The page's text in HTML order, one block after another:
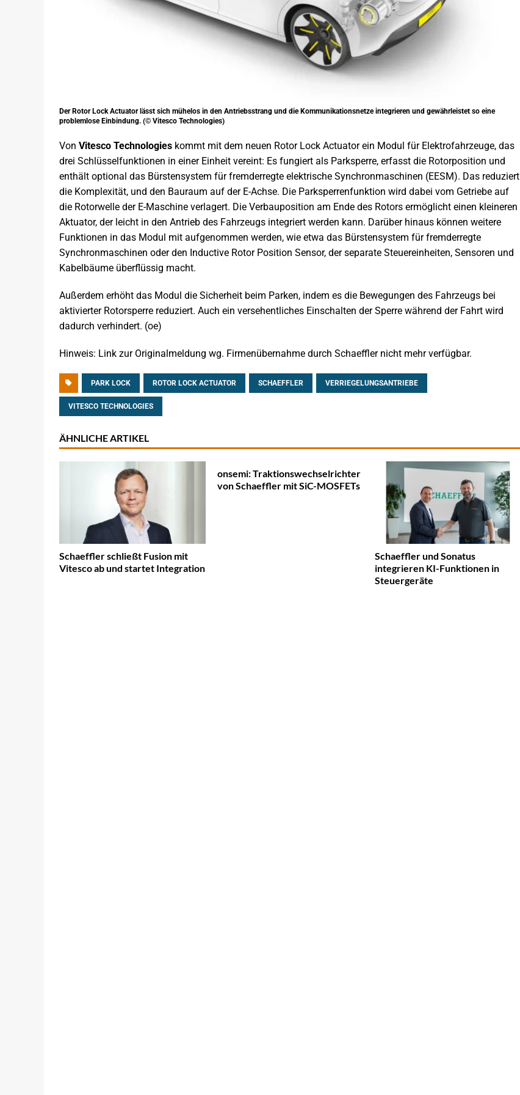
Der Rotor Lock Actuator lässt sich mühelos in den Antriebsstrang und die Kommunikationsnetze integrieren und gewährleistet so eine
problemlose Einbindung. (© Vitesco Technologies)
Von Vitesco Technologies kommt mit dem neuen Rotor Lock Actuator ein Modul für Elektrofahrzeuge, das
drei Schlüsselfunktionen in einer Einheit vereint: Es fungiert als Parksperre, erfasst die Rotorposition und
enthält optional das Bürstensystem für fremderregte elektrische Synchronmaschinen (EESM). Das reduziert
die Komplexität, und den Bauraum auf der E-Achse. Die Parksperrenfunktion wird dabei vom Getriebe auf
die Rotorwelle der E-Maschine verlagert. Die Verbauposition am Ende des Rotors ermöglicht einen kleineren
Aktuator, der leicht in den Antrieb des Fahrzeugs integriert werden kann. Darüber hinaus können weitere
Funktionen in das Modul mit aufgenommen werden, wie etwa das Bürstensystem für fremderregte
Synchronmaschinen oder den Inductive Rotor Position Sensor, der separate Steuereinheiten, Sensoren und
Kabelbäume überflüssig macht.
Außerdem erhöht das Modul die Sicherheit beim Parken, indem es die Bewegungen des Fahrzeugs bei
aktivierter Rotorsperre reduziert. Auch ein versehentliches Einschalten der Sperre während der Fahrt wird
dadurch verhindert. (oe)
Hinweis: Link zur Originalmeldung wg. Firmenübernahme durch Schaeffler nicht mehr verfügbar.
PARK LOCK ROTOR LOCK ACTUATOR SCHAEFFLER VERRIEGELUNGSANTRIEBE
VITESCO TECHNOLOGIES
ÄHNLICHE ARTIKEL
Schaeffler schließt Fusion mit
Vitesco ab und startet Integration
onsemi: Traktionswechselrichter
von Schaeffler mit SiC-MOSFETs
Schaeffler und Sonatus
integrieren KI-Funktionen in
Steuergeräte